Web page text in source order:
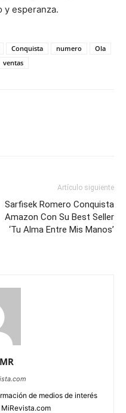
y esperanza.
Conquista numero
Ola
ventas
Artículo siguiente
Sarfisek Romero Conquista
Amazon Con Su Best Seller
‘Tu Alma Entre Mis Manos’
de medios de interés